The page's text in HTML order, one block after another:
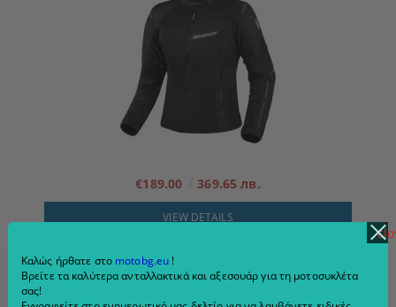
€189.00 369.65 лв.
VIEW DETAILS
Καλώς ήρθατε στο motobg.eu !
Βρείτε τα καλύτερα ανταλλακτικά και αξεσουάρ για τη μοτοσυκλέτα
σας!